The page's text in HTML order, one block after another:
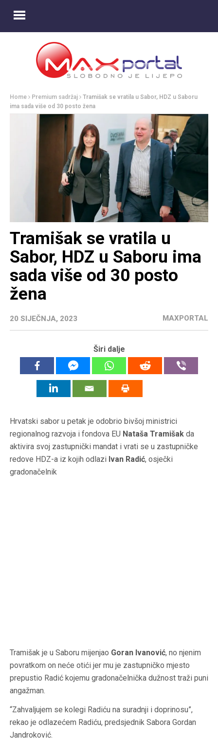
Home Premium sadržaj
Tramišak se vratila u Sabor, HDZ u Saboru
ima sada više od 30 posto žena
Tramišak se vratila u
Sabor, HDZ u Saboru ima
sada više od 30 posto
žena
20 SIJEČNJA, 2023 MAXPORTAL
Širi dalje
Hrvatski sabor u petak je odobrio bivšoj ministrici
regionalnog razvoja i fondova EU Nataša Tramišak da
aktivira svoj zastupnički mandat i vrati se u zastupničke
redove HDZ-a iz kojih odlazi Ivan Radić, osječki
gradonačelnik
Tramišak je u Saboru mijenjao Goran Ivanović, no njenim
povratkom on neće otići jer mu je zastupničko mjesto
prepustio Radić kojemu gradonačelnička dužnost traži puni
angažman.
“Zahvaljujem se kolegi Radiću na suradnji i doprinosu”,
rekao je odlazećem Radiću, predsjednik Sabora Gordan
Jandroković.